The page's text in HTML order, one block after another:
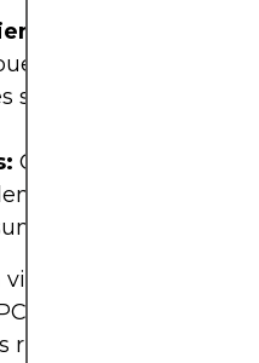
generar costos
significativas para
Crisis económicas o
disminuir la
afectando los
integral de los
permitiéndonos
riesgos asociados a